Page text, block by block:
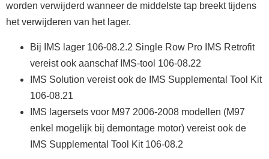
worden verwijderd wanneer de middelste tap breekt tijdens
het verwijderen van het lager.
Bij IMS lager 106-08.2.2 Single Row Pro IMS Retrofit
vereist ook aanschaf IMS-tool 106-08.22
IMS Solution vereist ook de IMS Supplemental Tool Kit
106-08.21
IMS lagersets voor M97 2006-2008 modellen (M97
enkel mogelijk bij demontage motor) vereist ook de
IMS Supplemental Tool Kit 106-08.2